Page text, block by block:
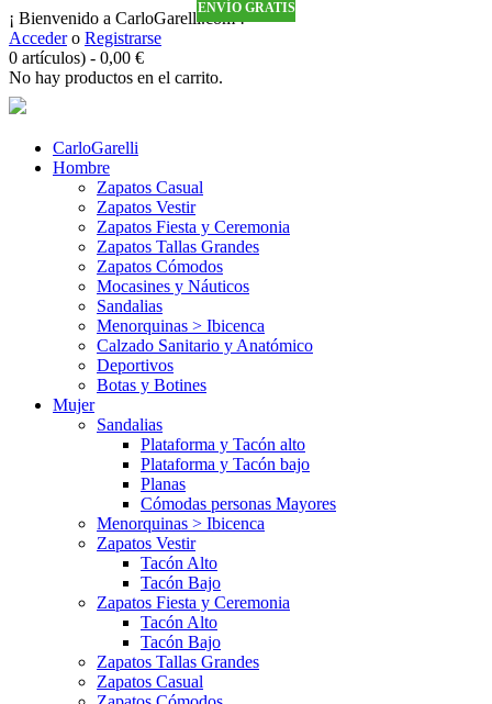
¡ Bienvenido a CarloGarelli.com !
Accedero Registrarse
0 artículos) - 0,00 €
No hay productos en el carrito.
CarloGarelli
Hombre
Zapatos Casual
Zapatos Vestir
Zapatos Fiesta y Ceremonia
Zapatos Tallas Grandes
Zapatos Cómodos
Mocasines y Náuticos
Sandalias
Menorquinas > Ibicenca
Calzado Sanitario y Anatómico
Deportivos
Botas y Botines
Mujer
Sandalias
Plataforma y Tacón alto
Plataforma y Tacón bajo
Planas
Cómodas personas Mayores
Menorquinas > Ibicenca
Zapatos Vestir
Tacón Alto
Tacón Bajo
Zapatos Fiesta y Ceremonia
Tacón Alto
Tacón Bajo
Zapatos Tallas Grandes
Zapatos Casual
ENVÍO GRATIS
ENVÍO GRATIS
ENVÍO GRATIS
ENVÍO GRATIS
ENVÍO GRATIS